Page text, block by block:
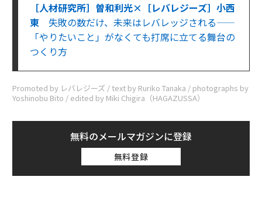
［人材研究所］曽和利光×［レバレジーズ］小西
東 失敗の数だけ、未来はレバレッジされる——
「やりたいこと」がなくても打席に立てる舞台の
つくり方
Promoted by レバレジーズ / text by Ruriko Tanaka / photographs by
Yoshinobu Bito / edited by Miki Chigira（HAGAZUSSA）
無料のメールマガジンに登録
無料登録